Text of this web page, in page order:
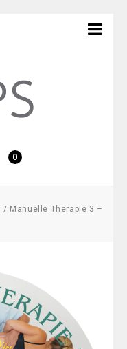
0
/ Manuelle Therapie 3 –